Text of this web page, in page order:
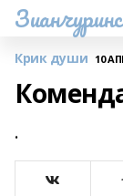
Крик души 10
.